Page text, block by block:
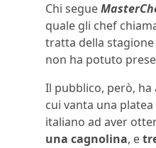
Chi segue
quale gli chef
tratta della stagione
non ha potuto
Il pubblico, però,
cui vanta una platea
italiano ad aver
una cagnolina, e